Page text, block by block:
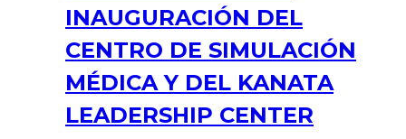
INAUGURACIÓN DEL
CENTRO DE SIMULACIÓN
MÉDICA Y DEL KANATA
LEADERSHIP CENTER